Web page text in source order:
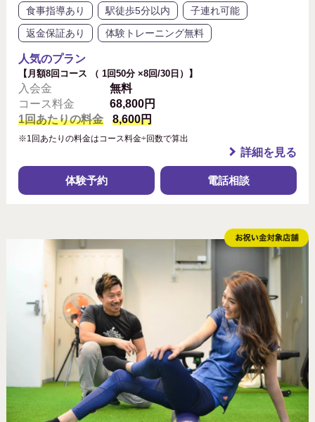
食事指導あり
駅徒歩5分以内
子連れ可能
返金保証あり
体験トレーニング無料
人気のプラン
【月額8回コース （ 1回50分 ×8回/30日）】
入会金
無料
コース料金
68,800円
1回あたりの料金
8,600円
※1回あたりの料金はコース料金÷回数で算出
詳細を見る
体験予約 電話相談